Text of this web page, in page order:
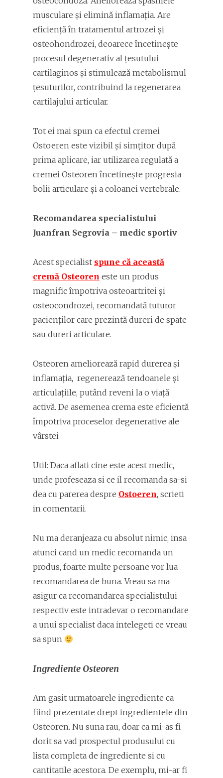
musculare și elimină inflamația. Are
eficiență în tratamentul artrozei și
osteohondrozei, deoarece încetinește
procesul degenerativ al țesutului
cartilaginos și stimulează metabolismul
țesuturilor, contribuind la regenerarea
cartilajului articular.
Tot ei mai spun ca efectul cremei
Ostoeren este vizibil și simțitor după
prima aplicare, iar utilizarea regulată a
cremei Osteoren încetinește progresia
bolii articulare și a coloanei vertebrale.
Recomandarea specialistului
Juanfran Segrovia – medic sportiv
Acest specialist spune că această
cremă Osteoren este un produs
magnific împotriva osteoartritei și
osteocondrozei, recomandată tuturor
pacienților care prezintă dureri de spate
sau dureri articulare.
Osteoren ameliorează rapid durerea și
inflamația, regenerează tendoanele și
articulațiile, putând reveni la o viață
activă. De asemenea crema este eficientă
împotriva proceselor degenerative ale
vârstei
Util: Daca aflati cine este acest medic,
unde profeseaza si ce il recomanda sa-si
dea cu parerea despre Ostoeren, scrieti
in comentarii.
Nu ma deranjeaza cu absolut nimic, insa
atunci cand un medic recomanda un
produs, foarte multe persoane vor lua
recomandarea de buna. Vreau sa ma
asigur ca recomandarea specialistului
respectiv este intradevar o recomandare
a unui specialist daca intelegeti ce vreau
sa spun
Ingrediente Osteoren
Am gasit urmatoarele ingrediente ca
fiind prezentate drept ingredientele din
Osteoren. Nu suna rau, doar ca mi-as fi
dorit sa vad prospectul produsului cu
lista completa de ingrediente si cu
cantitatile acestora. De exemplu, mi-ar fi